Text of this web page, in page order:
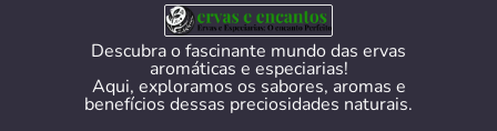
Descubra o fascinante mundo das ervas
aromáticas e especiarias!
Aqui, exploramos os sabores, aromas e
benefícios dessas preciosidades naturais.